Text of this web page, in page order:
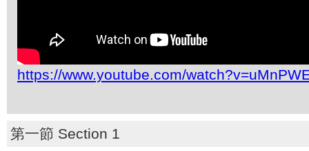
https://www.youtube.com/
第一節 Section 1